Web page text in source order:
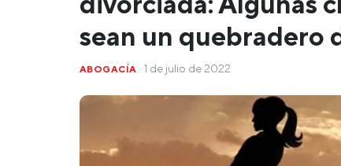
sean un quebradero
ABOGACÍA · 1 de julio de 2022